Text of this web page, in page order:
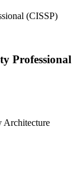
Professional
Architecture